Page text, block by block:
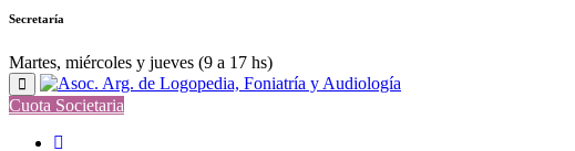
Secretaría
Martes, miércoles y jueves (9 a 17 hs)
Cuota Societaria